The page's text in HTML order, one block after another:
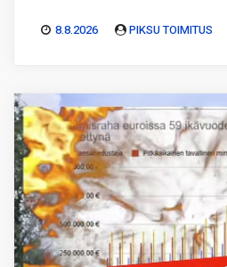
8.8.2026 PIKSU TOIMITUS